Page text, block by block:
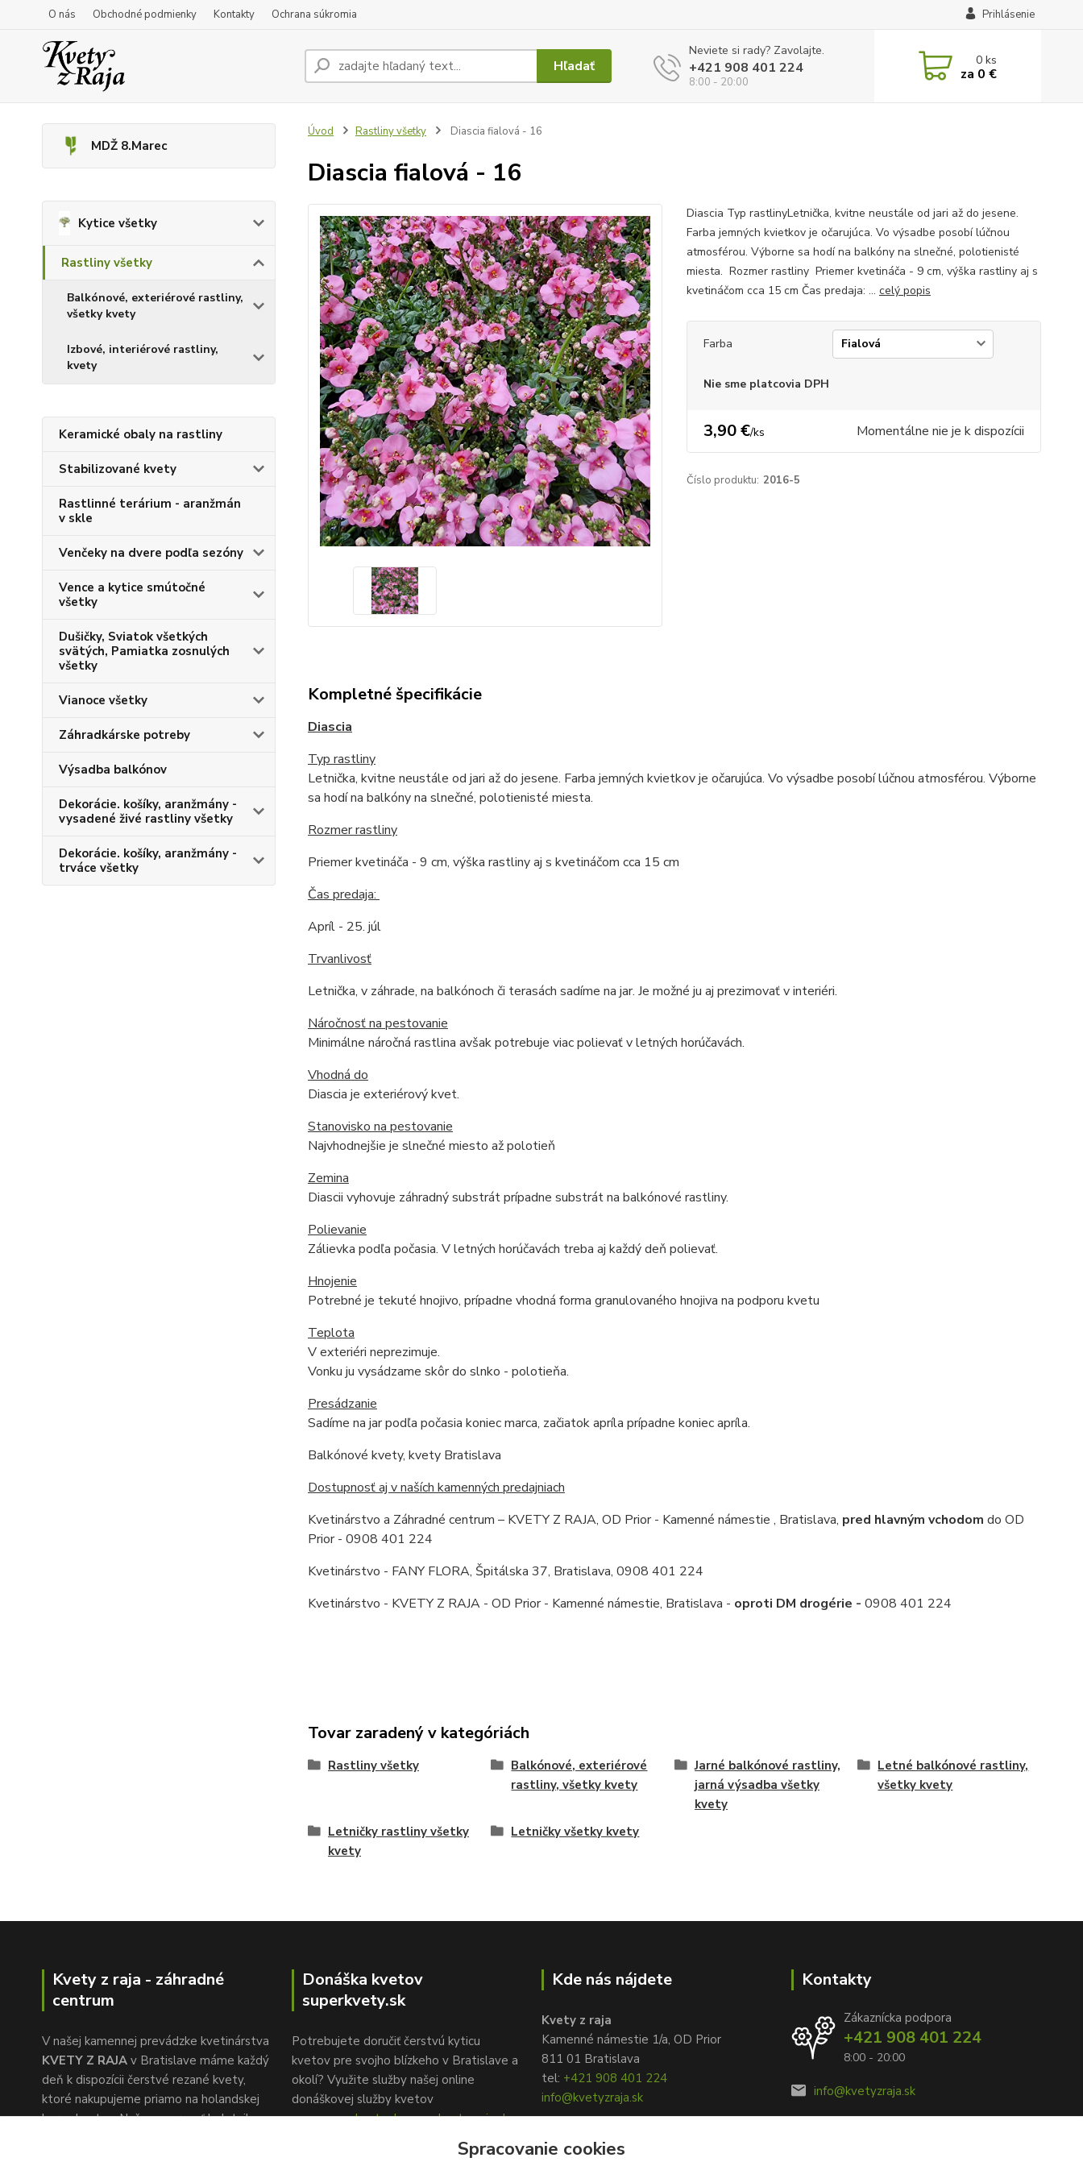
O nás Obchodné podmienky Kontakty Ochrana súkromia Prihlásenie
Hľadať
Neviete si rady? Zavolajte.
+421 908 401 224
8:00 - 20:00
0ks
za 0 €
MDŽ 8.Marec
Kytice všetky
Rastliny všetky
Balkónové, exteriérové rastliny,
všetky kvety
Izbové, interiérové rastliny,
kvety
Keramické obaly na rastliny
Stabilizované kvety
Rastlinné terárium - aranžmán
v skle
Venčeky na dvere podľa sezóny
Vence a kytice smútočné
všetky
Dušičky, Sviatok všetkých
svätých, Pamiatka zosnulých
všetky
Vianoce všetky
Záhradkárske potreby
Výsadba balkónov
Dekorácie. košíky, aranžmány -
vysadené živé rastliny všetky
Dekorácie. košíky, aranžmány -
trváce všetky
Úvod Rastliny všetky Diascia fialová - 16
Diascia fialová - 16
Diascia Typ rastlinyLetnička, kvitne neustále od jari až do jesene.
Farba jemných kvietkov je očarujúca. Vo výsadbe posobí lúčnou
atmosférou. Výborne sa hodí na balkóny na slnečné, polotienisté
miesta. Rozmer rastliny Priemer kvetináča - 9 cm, výška rastliny aj s
kvetináčom cca 15 cm Čas predaja: ... celý popis
Farba
Nie sme platcovia DPH
3,90 €/ks Momentálne nie je k dispozícii
Číslo produktu: 2016-5
Kompletné špecifikácie
Diascia
Typ rastliny
Letnička, kvitne neustále od jari až do jesene. Farba jemných kvietkov je očarujúca. Vo výsadbe posobí lúčnou atmosférou. Výborne
sa hodí na balkóny na slnečné, polotienisté miesta.
Rozmer rastliny
Priemer kvetináča - 9 cm, výška rastliny aj s kvetináčom cca 15 cm
Čas predaja:
Apríl - 25. júl
Trvanlivosť
Letnička, v záhrade, na balkónoch či terasách sadíme na jar. Je možné ju aj prezimovať v interiéri.
Náročnosť na pestovanie
Minimálne náročná rastlina avšak potrebuje viac polievať v letných horúčavách.
Vhodná do
Diascia je exteriérový kvet.
Stanovisko na pestovanie
Najvhodnejšie je slnečné miesto až polotieň
Zemina
Diascii vyhovuje záhradný substrát prípadne substrát na balkónové rastliny.
Polievanie
Zálievka podľa počasia. V letných horúčavách treba aj každý deň polievať.
Hnojenie
Potrebné je tekuté hnojivo, prípadne vhodná forma granulovaného hnojiva na podporu kvetu
Teplota
V exteriéri neprezimuje.
Vonku ju vysádzame skôr do slnko - polotieňa.
Presádzanie
Sadíme na jar podľa počasia koniec marca, začiatok apríla prípadne koniec apríla.
Balkónové kvety, kvety Bratislava
Dostupnosť aj v naších kamenných predajniach
Kvetinárstvo a Záhradné centrum – KVETY Z RAJA, OD Prior - Kamenné námestie , Bratislava, pred hlavným vchodom do OD
Prior - 0908 401 224
Kvetinárstvo - FANY FLORA, Špitálska 37, Bratislava, 0908 401 224
Kvetinárstvo - KVETY Z RAJA - OD Prior - Kamenné námestie, Bratislava - oproti DM drogérie - 0908 401 224
Tovar zaradený v kategóriách
Rastliny všetky
Balkónové, exteriérové
rastliny, všetky kvety
Jarné balkónové rastliny,
jarná výsadba všetky
kvety
Letné balkónové rastliny,
všetky kvety
Letničky rastliny všetky
kvety
Letničky všetky kvety
Kvety z raja - záhradné
centrum
V našej kamennej prevádzke kvetinárstva
KVETY Z RAJA v Bratislave máme každý
deň k dispozícii čerstvé rezané kvety,
ktoré nakupujeme priamo na holandskej
burze kvetov. Naša pozornosť k detailu a
Donáška kvetov
superkvety.sk
Potrebujete doručiť čerstvú kyticu
kvetov pre svojho blízkeho v Bratislave a
okolí? Využite služby našej online
donáškovej služby kvetov
www.superkvety.sk, www.kvetyzraja.sk
Kde nás nájdete
Kvety z raja
Kamenné námestie 1/a, OD Prior
811 01 Bratislava
tel: +421 908 401 224
info@kvetyzraja.sk
Kontakty
Zákaznícka podpora
+421 908 401 224
8:00 - 20:00
info@kvetyzraja.sk
Spracovanie cookies